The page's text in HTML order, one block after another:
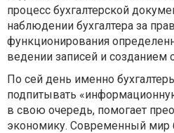
процесс бухгалтерской
наблюдении бухгалтера за
функционирования
ведении записей и созданием
По сей день именно
подпитывать
в свою очередь, помогает
экономику. Современный мир